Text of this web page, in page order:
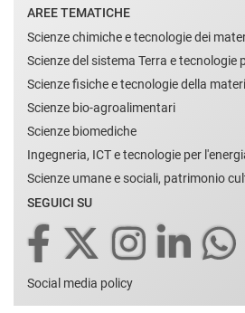
AREE TEMATICHE
Scienze chimiche e tecnologie dei
Scienze del sistema Terra e tecnologie
Scienze fisiche e tecnologie della
Scienze bio-agroalimentari
Scienze biomediche
Ingegneria, ICT e tecnologie per
Scienze umane e sociali, patrimonio
SEGUICI SU
Social media policy